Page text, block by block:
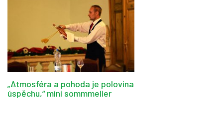
„Atmosféra a pohoda je polovina
úspěchu,“ míní sommmelier